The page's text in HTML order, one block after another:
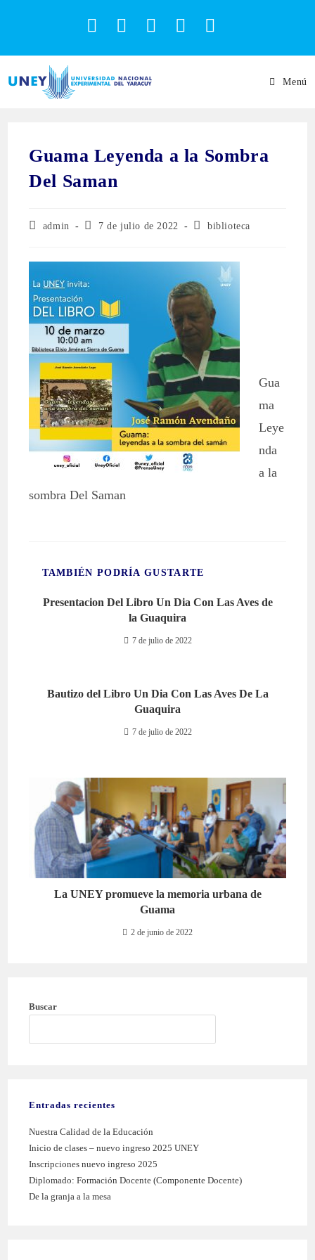
Menú
Guama Leyenda a la Sombra
Del Saman
admin 7 de julio de 2022 biblioteca
Gua
ma
Leye
nda
a la
sombra Del Saman
TAMBIÉN PODRÍA GUSTARTE
Presentacion Del Libro Un Dia Con Las Aves de
la Guaquira
7 de julio de 2022
Bautizo del Libro Un Dia Con Las Aves De La
Guaquira
7 de julio de 2022
La UNEY promueve la memoria urbana de
Guama
2 de junio de 2022
Buscar
Entradas recientes
Nuestra Calidad de la Educación
Inicio de clases – nuevo ingreso 2025 UNEY
Inscripciones nuevo ingreso 2025
Diplomado: Formación Docente (Componente Docente)
De la granja a la mesa